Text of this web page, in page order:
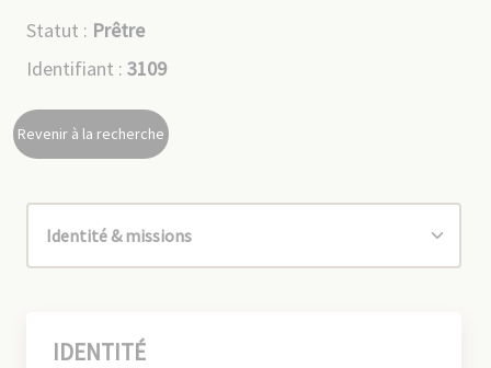
Statut : Prêtre
Identifiant : 3109
Revenir à la recherche
IDENTITÉ